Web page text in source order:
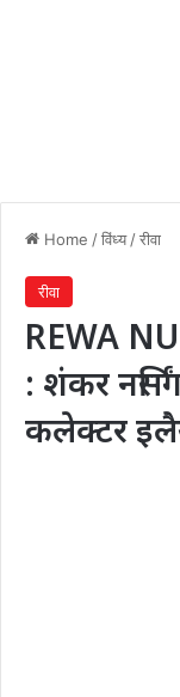
Home /विंध्य /रीवा
रीवा
REWA
: शंकर
कलेक्टर